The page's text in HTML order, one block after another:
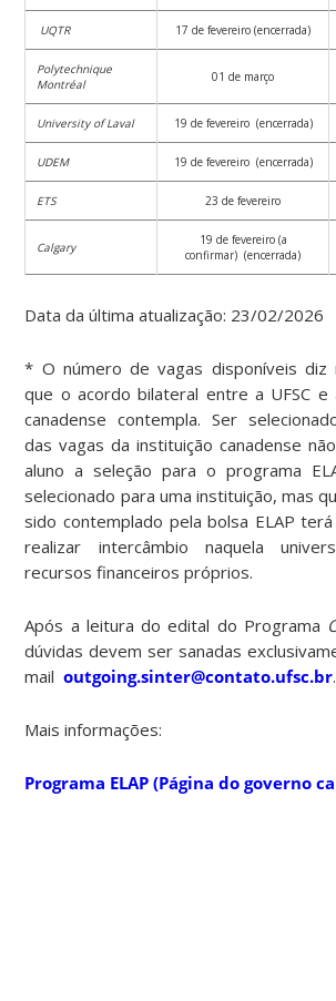
UQTR 17 de fevereiro (encerrada)
Polytechnique
Montréal
01 de março
University of Laval 19 de fevereiro (encerrada)
UDEM 19 de fevereiro (encerrada)
ETS 23 de fevereiro
Calgary
19 de fevereiro (a
confirmar) (encerrada)
Data da última atualização: 23/02/2026
* O número de vagas disponíveis diz
que o acordo bilateral entre a UFSC e
canadense contempla. Ser
das vagas da instituição canadense
aluno a seleção para o programa
selecionado para uma instituição, mas
sido contemplado pela bolsa ELAP
realizar intercâmbio naquela
recursos financeiros próprios.
Após a leitura do edital do Programa
dúvidas devem ser sanadas
mailoutgoing.sinter@contato.ufsc.br.
Mais informações:
Programa ELAP (Página do governo